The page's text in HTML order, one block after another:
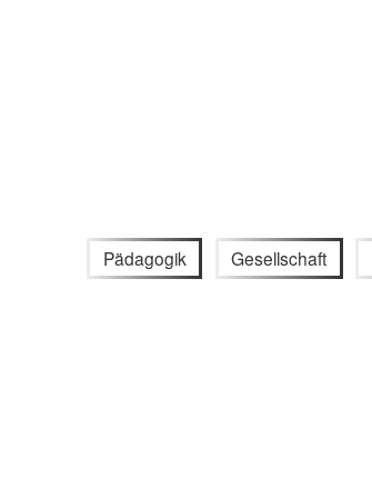
Pädagogik Gesellschaft